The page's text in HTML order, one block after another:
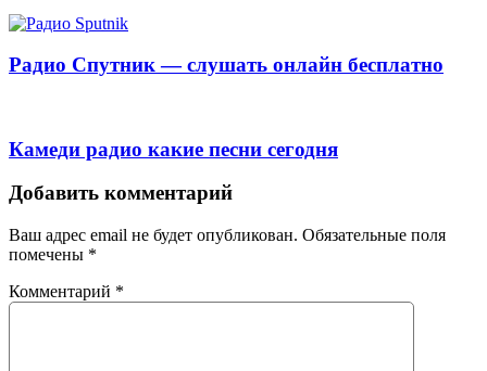
Радио Спутник — слушать онлайн бесплатно
Камеди радио какие песни сегодня
Добавить комментарий
Ваш адрес email не будет опубликован. Обязательные поля
помечены *
Комментарий *